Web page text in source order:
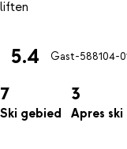
5.4 Gast-588104-
7
Ski gebied
3
Apres ski